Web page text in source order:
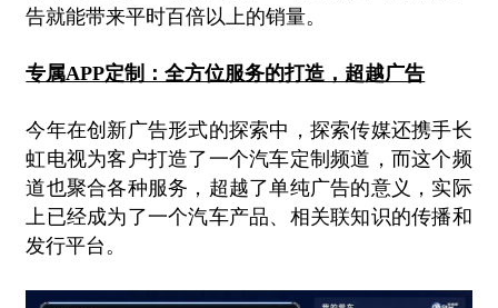
告就能带来平时百倍以上的销量。
专属APP定制：全方位服务的打造，超越广告
今年在创新广告形式的探索中，探索传媒还携手长
虹电视为客户打造了一个汽车定制频道，而这个频
道也聚合各种服务，超越了单纯广告的意义，实际
上已经成为了一个汽车产品、相关联知识的传播和
发行平台。